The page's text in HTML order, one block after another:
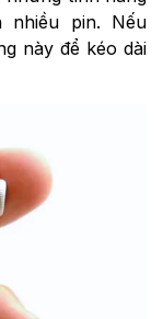
nhiều pin. Nếu
này để kéo dài